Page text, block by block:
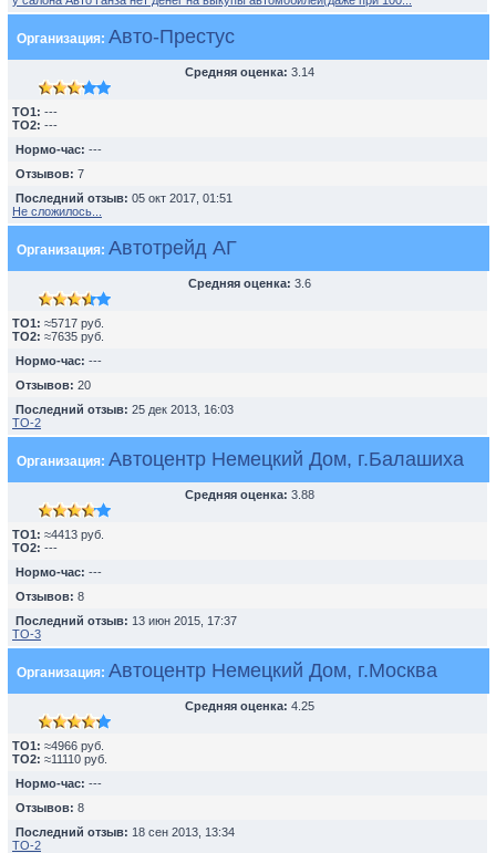
Организация: Авто-Престус
Средняя оценка: 3.14
TO1: ---
TO2: ---
Нормо-час: ---
Отзывов: 7
Последний отзыв: 05 окт 2017, 01:51
Не сложилось...
Организация: Автотрейд АГ
Средняя оценка: 3.6
TO1: ≈5717 руб.
TO2: ≈7635 руб.
Нормо-час: ---
Отзывов: 20
Последний отзыв: 25 дек 2013, 16:03
ТО-2
Организация: Автоцентр Немецкий Дом, г.Балашиха
Средняя оценка: 3.88
TO1: ≈4413 руб.
TO2: ---
Нормо-час: ---
Отзывов: 8
Последний отзыв: 13 июн 2015, 17:37
ТО-3
Организация: Автоцентр Немецкий Дом, г.Москва
Средняя оценка: 4.25
TO1: ≈4966 руб.
TO2: ≈11110 руб.
Нормо-час: ---
Отзывов: 8
Последний отзыв: 18 сен 2013, 13:34
TO-2